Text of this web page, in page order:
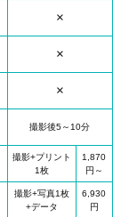
×
×
×
撮影後5～10分
撮影+プリント
1枚
1,870
円～
撮影+写真1枚
+データ
6,930
円